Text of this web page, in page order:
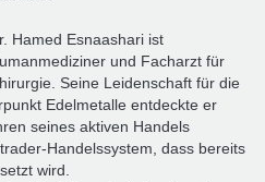
Hamed Esnaashari ist
und Facharzt für
­Seine Leidenschaft für die
Edel­metalle entdeckte er
seines aktiven Handels
Handelssystem, dass bereits
wird.
WERDEN